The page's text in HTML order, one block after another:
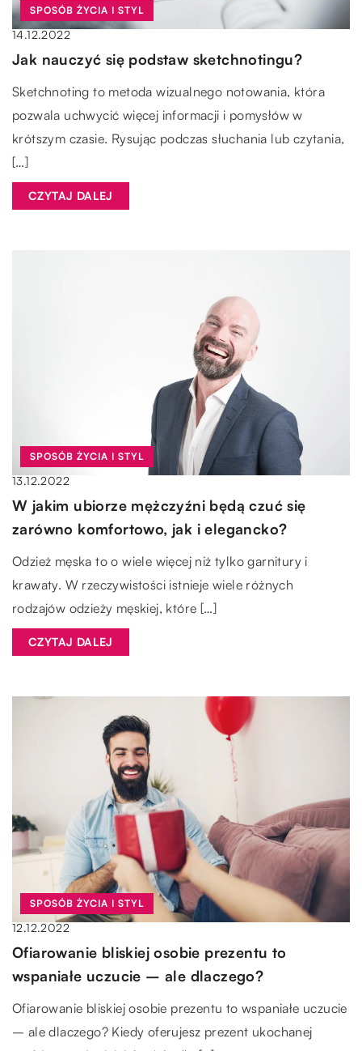
SPOSÓB ŻYCIA I STYL
14.12.2022
Jak nauczyć się podstaw sketchnotingu?
Sketchnoting to metoda wizualnego notowania, która
pozwala uchwycić więcej informacji i pomysłów w
krótszym czasie. Rysując podczas słuchania lub czytania,
[…]
CZYTAJ DALEJ
SPOSÓB ŻYCIA I STYL
13.12.2022
W jakim ubiorze mężczyźni będą czuć się
zarówno komfortowo, jak i elegancko?
Odzież męska to o wiele więcej niż tylko garnitury i
krawaty. W rzeczywistości istnieje wiele różnych
rodzajów odzieży męskiej, które […]
CZYTAJ DALEJ
SPOSÓB ŻYCIA I STYL
12.12.2022
Ofiarowanie bliskiej osobie prezentu to
wspaniałe uczucie – ale dlaczego?
Ofiarowanie bliskiej osobie prezentu to wspaniałe uczucie
– ale dlaczego? Kiedy oferujesz prezent ukochanej